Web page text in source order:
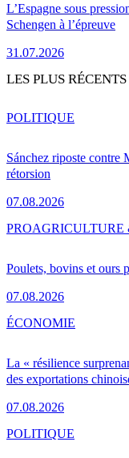
L’Espagne sous
Schengen à l’épreuve
31.07.2026
LES PLUS RÉCENTS
Sánchez riposte contre
rétorsion
07.08.2026
POLITIQUE
Poulets, bovins et ours
07.08.2026
PRO
La « résilience
des exportations
07.08.2026
ÉCONOMIE
POLITIQUE